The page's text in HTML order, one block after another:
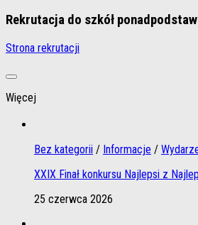
Rekrutacja do szkół
Strona rekrutacji
Więcej
Bez kategorii / Informacje /
XXIX Finał konkursu Najlepsi z
25 czerwca 2026